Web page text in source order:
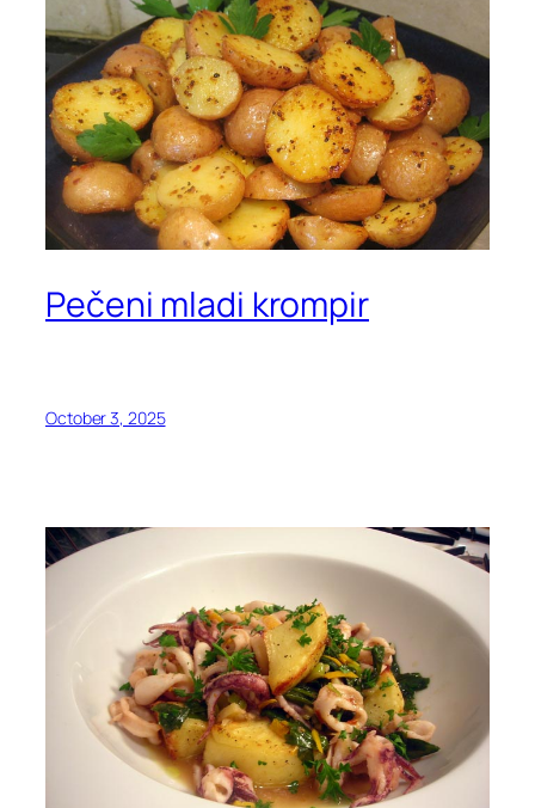
Pečeni mladi krompir
October 3, 2025